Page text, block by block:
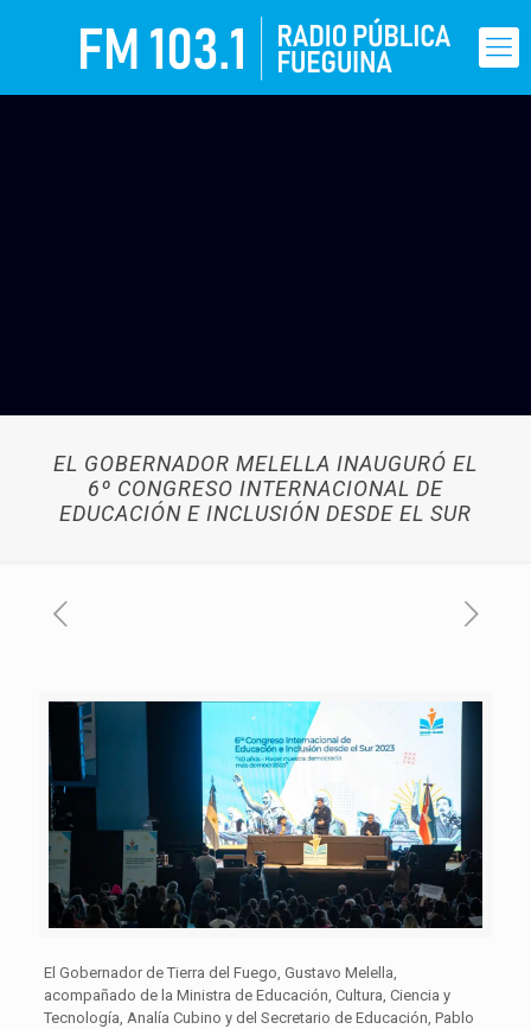
EL GOBERNADOR MELELLA INAUGURÓ EL
6º CONGRESO INTERNACIONAL DE
EDUCACIÓN E INCLUSIÓN DESDE EL SUR
El Gobernador de Tierra del Fuego, Gustavo Melella,
acompañado de la Ministra de Educación, Cultura, Ciencia y
Tecnología, Analía Cubino y del Secretario de Educación, Pablo